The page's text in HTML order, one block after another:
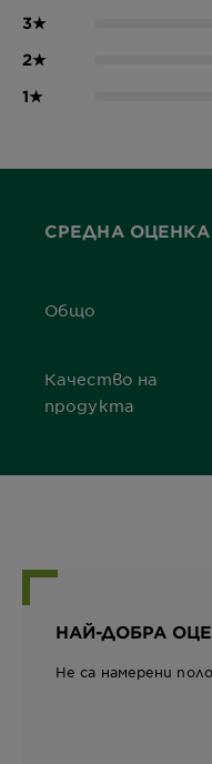
3★
2★
1★
СРЕДНА
Общо
0,0 out of 5 stars
Качество на
продукта
0,0 out of 5 stars
НАЙ-ДОБРА
Не са намерени